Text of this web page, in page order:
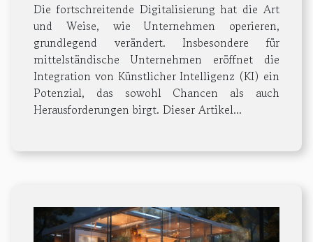
Die fortschreitende Digitalisierung hat die Art
und Weise, wie Unternehmen operieren,
grundlegend verändert. Insbesondere für
mittelständische Unternehmen eröffnet die
Integration von Künstlicher Intelligenz (KI) ein
Potenzial, das sowohl Chancen als auch
Herausforderungen birgt. Dieser Artikel...